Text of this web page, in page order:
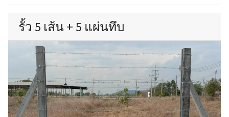
รั้ว 5 เส้น + 5 แผ่นทึบ